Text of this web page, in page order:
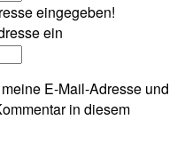
eingegeben!
ein
E-Mail-Adresse und
in diesem